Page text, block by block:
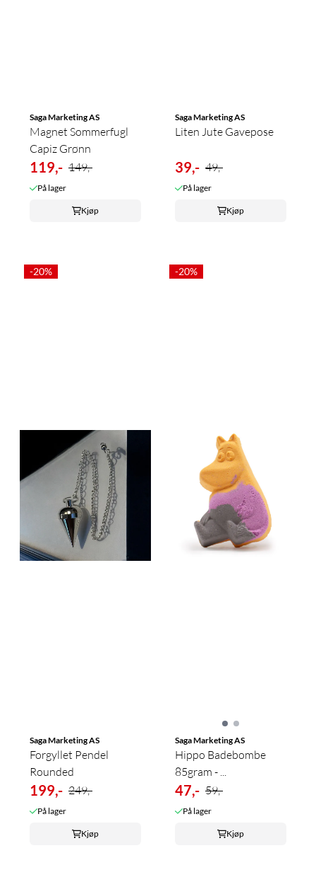
Saga Marketing AS
Magnet Sommerfugl
Capiz Grønn
119,- 149,-
På lager
Kjøp
Saga Marketing AS
Liten Jute Gavepose
39,- 49,-
På lager
Kjøp
-20%
Saga Marketing AS
Forgyllet Pendel
Rounded
199,- 249,-
På lager
Kjøp
-20%
Saga Marketing AS
Hippo Badebombe
85gram - ...
47,- 59,-
På lager
Kjøp